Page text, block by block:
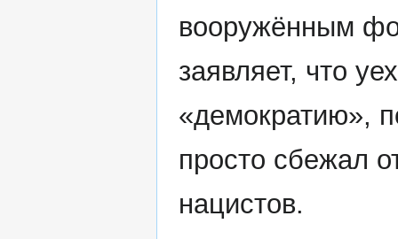
вооружённым
заявляет, что
«демократию»,
просто сбежал
нацистов.